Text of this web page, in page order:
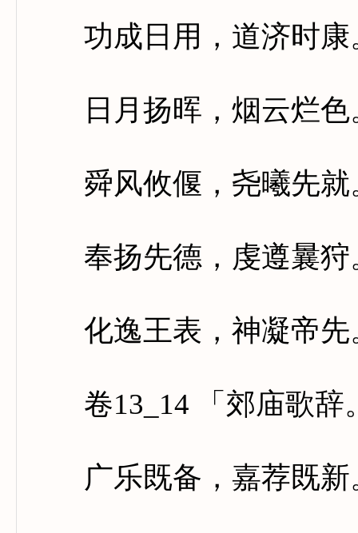
功成日用，道济时康
日月扬晖，烟云烂色
舜风攸偃，尧曦先就
奉扬先德，虔遵曩狩
化逸王表，神凝帝先
卷13_14 「郊庙歌辞
广乐既备，嘉荐既新